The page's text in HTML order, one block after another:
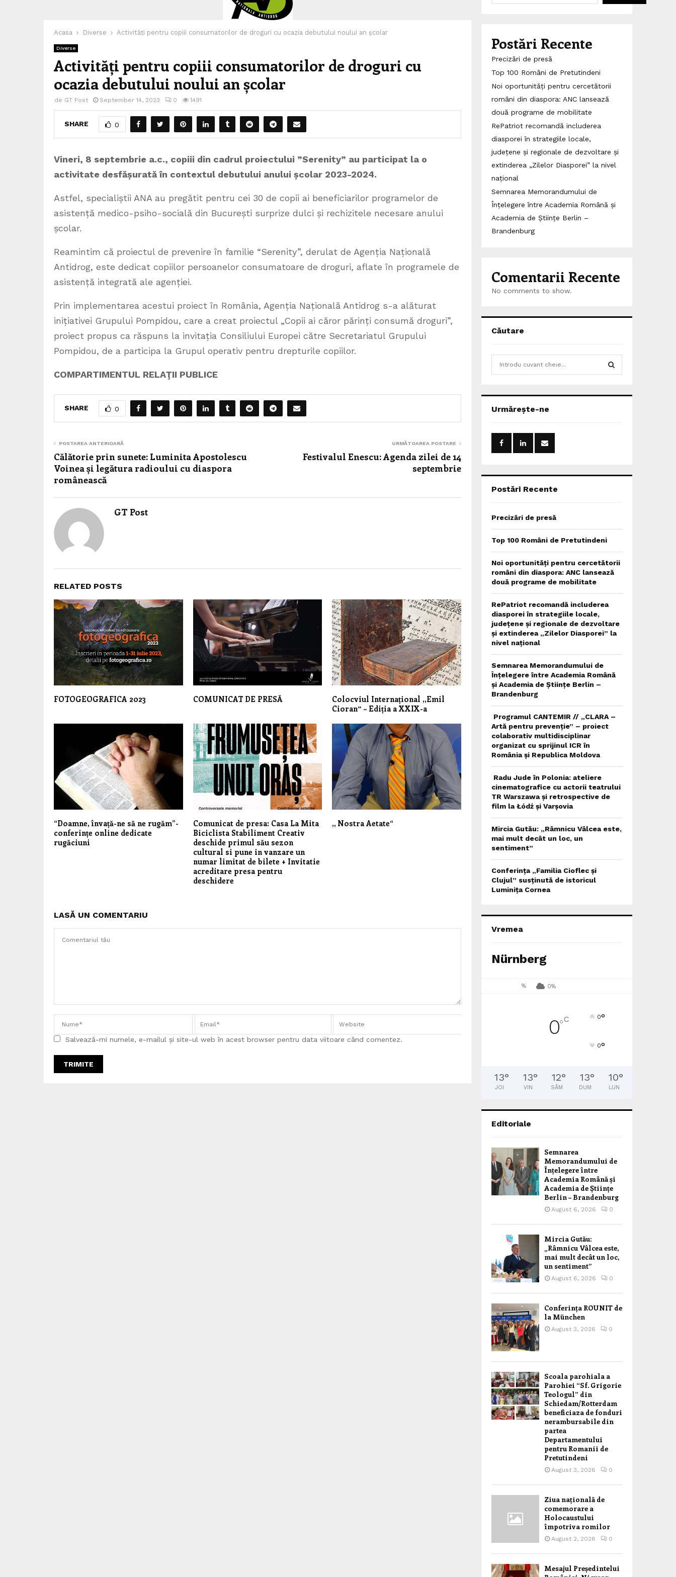
Acasa Diverse Activități pentru copiii consumatorilor de droguri cu ocazia debutului noului an școlar
Diverse
Activități pentru copiii consumatorilor de droguri cu
ocazia debutului noului an școlar
de GT Post September 14, 2023 0 1491
SHARE 0
Vineri, 8 septembrie a.c., copiii din cadrul proiectului ”Serenity” au participat la o
activitate desfășurată în contextul debutului anului școlar 2023-2024.
Astfel, specialiștii ANA au pregătit pentru cei 30 de copii ai beneficiarilor programelor de
asistență medico-psiho-socială din București surprize dulci și rechizitele necesare anului
școlar.
Reamintim că proiectul de prevenire în familie “Serenity”, derulat de Agenția Națională
Antidrog, este dedicat copiilor persoanelor consumatoare de droguri, aflate în programele de
asistență integrată ale agenției.
Prin implementarea acestui proiect în România, Agenția Națională Antidrog s-a alăturat
inițiativei Grupului Pompidou, care a creat proiectul „Copii ai căror părinți consumă droguri”,
proiect propus ca răspuns la invitația Consiliului Europei către Secretariatul Grupului
Pompidou, de a participa la Grupul operativ pentru drepturile copiilor.
COMPARTIMENTUL RELAŢII PUBLICE
SHARE 0
POSTAREA ANTERIOARĂ
Călătorie prin sunete: Luminita Apostolescu
Voinea și legătura radioului cu diaspora
românească
URMĂTOAREA POSTARE
Festivalul Enescu: Agenda zilei de 14
septembrie
GT Post
RELATED POSTS
FOTOGEOGRAFICA 2023 COMUNICAT DE PRESĂ
Colocviul Internațional ,,Emil
Cioranˮ – Ediția a XXIX-a
“Doamne, învață-ne să ne rugăm”-
conferințe online dedicate
rugăciuni
Comunicat de presa: Casa La Mita
Biciclista Stabiliment Creativ
deschide primul său sezon
cultural si pune in vanzare un
numar limitat de bilete + Invitatie
acreditare presa pentru
deschidere
,, Nostra Aetate“
LASĂ UN COMENTARIU
Salvează-mi numele, e-mailul și site-ul web în acest browser pentru data viitoare când comentez.
Postări Recente
Precizări de presă
Top 100 Români de Pretutindeni
Noi oportunități pentru cercetătorii
români din diaspora: ANC lansează
două programe de mobilitate
RePatriot recomandă includerea
diasporei în strategiile locale,
județene și regionale de dezvoltare și
extinderea „Zilelor Diasporei” la nivel
național
Semnarea Memorandumului de
Înțelegere între Academia Română și
Academia de Științe Berlin –
Brandenburg
Comentarii Recente
No comments to show.
Căutare
h
o
:
Urmărește-ne
Postări Recente
Precizări de presă
Top 100 Români de Pretutindeni
Noi oportunități pentru cercetătorii
români din diaspora: ANC lansează
două programe de mobilitate
RePatriot recomandă includerea
diasporei în strategiile locale,
județene și regionale de dezvoltare
și extinderea „Zilelor Diasporei” la
nivel național
Semnarea Memorandumului de
Înțelegere între Academia Română
și Academia de Științe Berlin –
Brandenburg
Programul CANTEMIR // „CLARA –
Artă pentru prevenție” – proiect
colaborativ multidisciplinar
organizat cu sprijinul ICR în
România și Republica Moldova
Radu Jude în Polonia: ateliere
cinematografice cu actorii teatrului
TR Warszawa și retrospective de
film la Łódź și Varșovia
Mircia Gutău: „Râmnicu Vâlcea este,
mai mult decât un loc, un
sentiment”
Conferința „Familia Cioflec și
Clujul” susținută de istoricul
Luminița Cornea
Vremea
Nürnberg
% 0%
0°C 0°
0°
13°
JOI
13°
VIN
12°
SÂM
13°
DUM
10°
LUN
Editoriale
Semnarea
Memorandumului de
Înțelegere între
Academia Română și
Academia de Științe
Berlin – Brandenburg
August 6, 2026 0
Mircia Gutău:
„Râmnicu Vâlcea este,
mai mult decât un loc,
un sentiment”
August 6, 2026 0
Conferința ROUNIT de
la München
August 3, 2026 0
Scoala parohiala a
Parohiei “Sf. Grigorie
Teologul” din
Schiedam/Rotterdam
beneficiaza de fonduri
nerambursabile din
partea
Departamentului
pentru Romanii de
Pretutindeni
August 3, 2026 0
Ziua națională de
comemorare a
Holocaustului
împotriva romilor
August 2, 2026 0
Mesajul Președintelui